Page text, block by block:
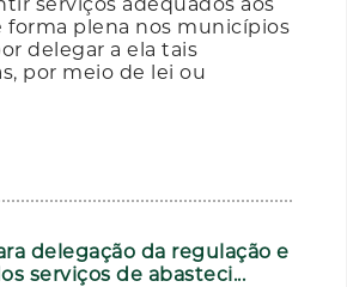
forma plena nos municípios
delegar a ela tais
por meio de lei ou
delegação da regulação e
serviços de abasteci...